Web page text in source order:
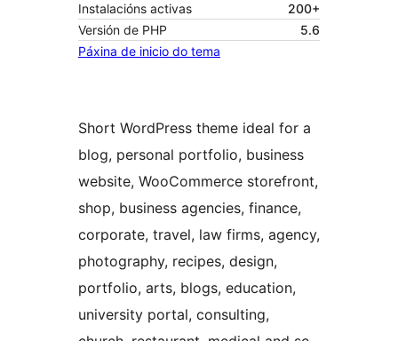
Instalacións activas
200+
Versión de PHP
5.6
Páxina de inicio do tema
Short WordPress theme ideal for a
blog, personal portfolio, business
website, WooCommerce storefront,
shop, business agencies, finance,
corporate, travel, law firms, agency,
photography, recipes, design,
portfolio, arts, blogs, education,
university portal, consulting,